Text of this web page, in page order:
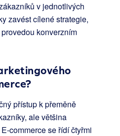
v jednotlivých
zavést cílené strategie,
konverzním
přístup k přeměně
ale většina
commerce se řídí čtyřmi